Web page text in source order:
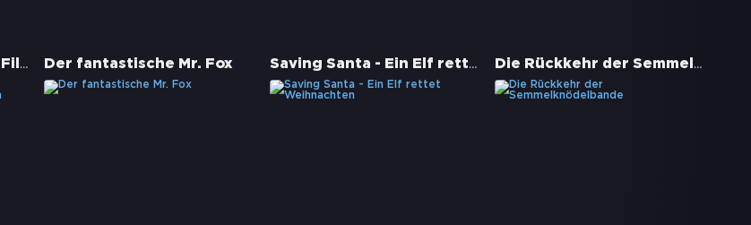
Phineas und Ferb – Der Film: Candace gegen das Universum Der fantastische Mr. Fox Saving Santa - Ein Elf rettet Weihnachten Die Rückkehr der Semmelknödelbande